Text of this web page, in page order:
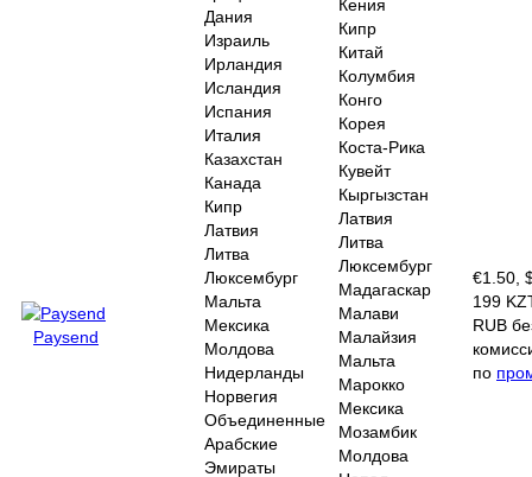
Paysend
Дания
Израиль
Ирландия
Исландия
Испания
Италия
Казахстан
Канада
Кипр
Латвия
Литва
Люксембург
Мальта
Мексика
Молдова
Нидерланды
Норвегия
Объединенные
Арабские
Эмираты
Кения
Кипр
Китай
Колумбия
Конго
Корея
Коста-Рика
Кувейт
Кыргызстан
Латвия
Литва
Люксембург
Мадагаскар
Малави
Малайзия
Мальта
Марокко
Мексика
Мозамбик
Молдова
€1.50,
199
RUB
по